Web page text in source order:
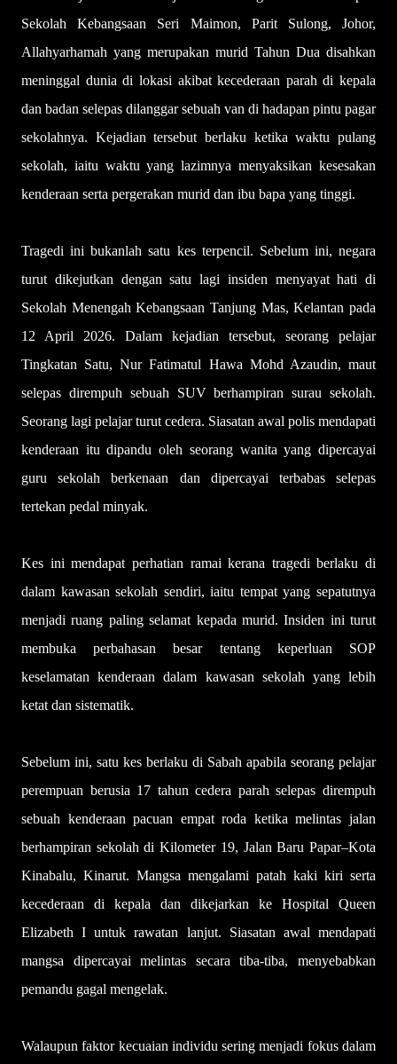
Sekolah Kebangsaan Seri Maimon, Parit Sulong, Johor,
Allahyarhamah yang merupakan murid Tahun Dua disahkan
meninggal dunia di lokasi akibat kecederaan parah di kepala
dan badan selepas dilanggar sebuah van di hadapan pintu pagar
sekolahnya. Kejadian tersebut berlaku ketika waktu pulang
sekolah, iaitu waktu yang lazimnya menyaksikan kesesakan
kenderaan serta pergerakan murid dan ibu bapa yang tinggi.
Tragedi ini bukanlah satu kes terpencil. Sebelum ini, negara
turut dikejutkan dengan satu lagi insiden menyayat hati di
Sekolah Menengah Kebangsaan Tanjung Mas, Kelantan pada
12 April 2026. Dalam kejadian tersebut, seorang pelajar
Tingkatan Satu, Nur Fatimatul Hawa Mohd Azaudin, maut
selepas dirempuh sebuah SUV berhampiran surau sekolah.
Seorang lagi pelajar turut cedera. Siasatan awal polis mendapati
kenderaan itu dipandu oleh seorang wanita yang dipercayai
guru sekolah berkenaan dan dipercayai terbabas selepas
tertekan pedal minyak.
Kes ini mendapat perhatian ramai kerana tragedi berlaku di
dalam kawasan sekolah sendiri, iaitu tempat yang sepatutnya
menjadi ruang paling selamat kepada murid. Insiden ini turut
membuka perbahasan besar tentang keperluan SOP
keselamatan kenderaan dalam kawasan sekolah yang lebih
ketat dan sistematik.
Sebelum ini, satu kes berlaku di Sabah apabila seorang pelajar
perempuan berusia 17 tahun cedera parah selepas dirempuh
sebuah kenderaan pacuan empat roda ketika melintas jalan
berhampiran sekolah di Kilometer 19, Jalan Baru Papar–Kota
Kinabalu, Kinarut. Mangsa mengalami patah kaki kiri serta
kecederaan di kepala dan dikejarkan ke Hospital Queen
Elizabeth I untuk rawatan lanjut. Siasatan awal mendapati
mangsa dipercayai melintas secara tiba-tiba, menyebabkan
pemandu gagal mengelak.
Walaupun faktor kecuaian individu sering menjadi fokus dalam